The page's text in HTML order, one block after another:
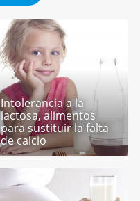
Intolerancia a la
lactosa, alimentos
para sustituir la falta
de calcio